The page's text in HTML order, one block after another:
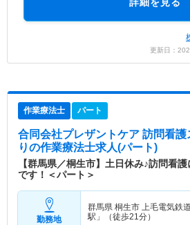
更新日：
作業療法士 パート
合同会社プレザントケア 訪問看
りの作業療法士求人(パート)
【群馬県／桐生市】土日休み♪訪問看
です！＜パート＞
勤務地
群馬県 桐生市 上毛電気鉄
駅」（徒歩21分）